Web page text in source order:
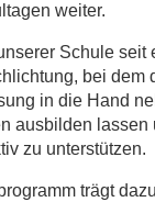
weiter.
Schule seit
bei dem
in die Hand
ausbilden lassen
zu unterstützen.
trägt